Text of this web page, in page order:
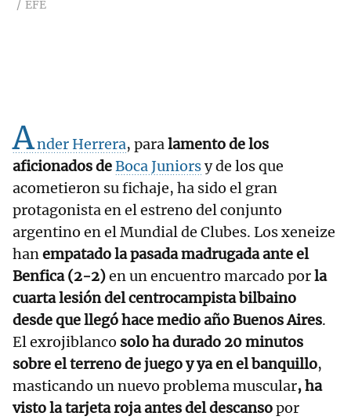
EFE
Ander Herrera, paralamento de los
aficionados deBoca Juniorsy de los que
acometieron su fichaje, ha sido el gran
protagonista en el estreno del conjunto
argentino en el Mundial de Clubes. Los xeneize
hanempatado la pasada madrugada ante el
Benfica (2-2)en un encuentro marcado porla
cuarta lesión del centrocampista bilbaino
desde que llegó hace medio año Buenos Aires.
El exrojiblanco solo ha durado 20 minutos
sobre el terreno de juego y ya en el banquillo,
masticando un nuevo problema muscular, ha
visto la tarjeta roja antes del descansopor